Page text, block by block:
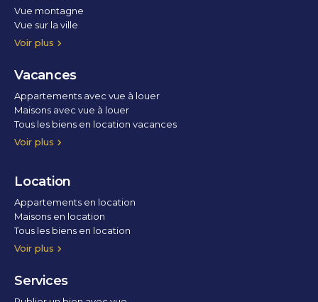
Voir plus
Vue montagne
Vue sur la ville
Vue parc
Vue fleuve
Vue lac
Vue marina / port
Vacances
Voir plus
Appartements avec vue à louer
Maisons avec vue à louer
Tous les biens en location vacances
Location
Voir plus
Appartements en location
Maisons en location
Tous les biens en location
Services